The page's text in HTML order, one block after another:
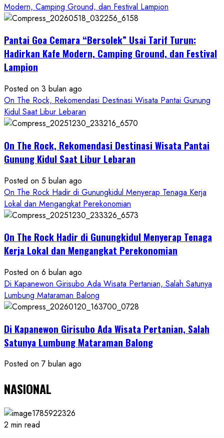
about
ON
ROCK
Gunungkidul
Baru,
Padukan
Keindahan
Alam
Wisata
Kekinian
Modern, Camping Ground, dan Festival Lampion
Pantai Goa Cemara “Bersolek” Usai Tarif Turun:
Hadirkan Kafe Modern, Camping Ground, dan Festival
Lampion
Posted on 3 bulan ago
On The Rock, Rekomendasi Destinasi Wisata Pantai Gunung
Kidul Saat Libur Lebaran
On The Rock, Rekomendasi Destinasi Wisata Pantai
Gunung Kidul Saat Libur Lebaran
Posted on 5 bulan ago
On The Rock Hadir di Gunungkidul Menyerap Tenaga Kerja
Lokal dan Mengangkat Perekonomian
On The Rock Hadir di Gunungkidul Menyerap Tenaga
Kerja Lokal dan Mengangkat Perekonomian
Posted on 6 bulan ago
Di Kapanewon Girisubo Ada Wisata Pertanian, Salah Satunya
Lumbung Mataraman Balong
Di Kapanewon Girisubo Ada Wisata Pertanian, Salah
Satunya Lumbung Mataraman Balong
Posted on 7 bulan ago
NASIONAL
2 min read